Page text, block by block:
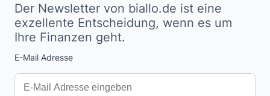
Der Newsletter von biallo.de ist eine
exzellente Entscheidung, wenn es um
Ihre Finanzen geht.
E-Mail Adresse
Interests
Amount